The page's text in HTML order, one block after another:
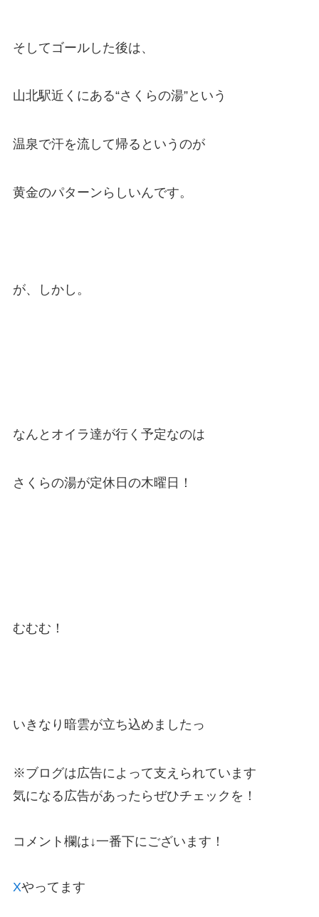
そしてゴールした後は、
山北駅近くにある“さくらの湯”という
温泉で汗を流して帰るというのが
黄金のパターンらしいんです。
が、しかし。
なんとオイラ達が行く予定なのは
さくらの湯が定休日の木曜日！
むむむ！
いきなり暗雲が立ち込めましたっ
※ブログは広告によって支えられています
気になる広告があったらぜひチェックを！
コメント欄は↓一番下にございます！
Xやってます